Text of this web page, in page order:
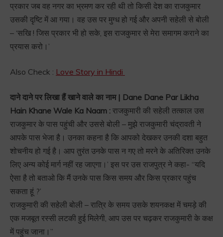
प्रकार जब वह नगर का भ्रमण कर रही थी तो किसी देश का राजकुमार
उसकी दृष्टि में आ गया। वह उस पर मुग्ध हो गई और अपनी सहेली से बोली
– ‘सखि ! जिस प्रकार भी हो सके, इस राजकुमार से मेरा समागम कराने का
प्रयास करो।’
Also Check : Love Story in Hindi
दाने दाने पर लिखा हैं खाने वाले का नाम | Dane Dane Par Likha
Hain Khane Wale Ka Naam : राजकुमारी की सहेली तत्काल उस
राजकुमार के पास पहुंची और उससे बोली – मुझे राजकुमारी चंद्रावती ने
आपके पास भेजा है। उनका कहना है कि आपको देखकर उनकी दशा बहुत
शोचनीय हो गई है। आप तुरंत उनके पास न गए तो मरने के अतिरिक्त उनके
लिए अन्य कोई मार्ग नहीं रह जाएगा।’ इस पर उस राजपुत्र ने कहा- “यदि
ऐसा है तो बताओ कि मैं उनके पास किस समय और किस प्रकार पहुंच
सकता हूं ?’
राजकुमारी की सहेली बोली – रात्रि के समय उसके शयनकक्ष में चमड़े की
एक मजबूत रस्सी लटकी हुई मिलेगी, आप उस पर चढ़कर राजकुमारी के कक्ष
में पहुंच जाना।”